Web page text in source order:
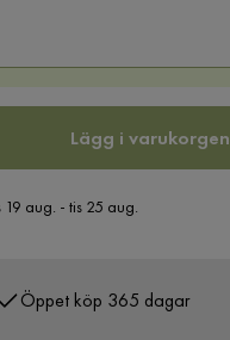
Lägg i varukorgen
19 aug. - tis 25 aug.